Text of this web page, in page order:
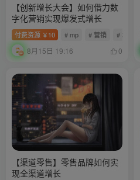
【创新增长大会】如何借力数
字化营销实现爆发式增长
付费资源 ￥ 10 # mp # 营销 # 增长
8月15日 19:16 0
【渠道零售】零售品牌如何实
现全渠道增长